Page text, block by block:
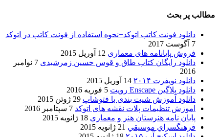
مطالب پر بحث
دانلود فونت کاتب اتوکد+نحوه استفاده از فونت کاتب در اتوکد
7 آگوست 2017
فروش پایانامه های معماری 12 آوریل 2015
دانلود رایگان کتاب طاق و قوس حسین زمرشیدی
7 نوامبر
2016
دانلود نویفرت ۲۰۱۴
14 آوریل 2015
دانلود پلاگین Enscape رویت
5 فوریه 2016
دانلود آموزش شیت بندی با فتوشاپ 29 ژوئن 2015
اموزش تنظیمات پلات نقشه های اتوکد 7 سپتامبر 2016
پایان نامه هنرستان هنر و معماري 18 ژانویه 2015
فرهنگسراي موسيقي 21 ژانویه 2015